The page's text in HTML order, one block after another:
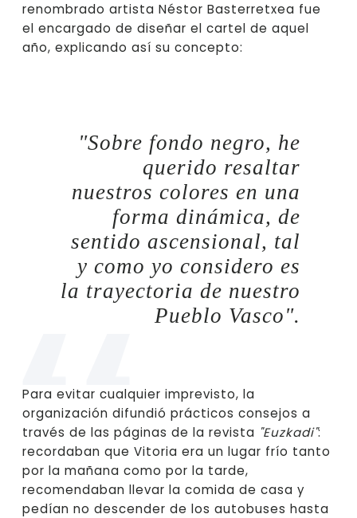
renombrado artista Néstor Basterretxea fue
el encargado de diseñar el cartel de aquel
año, explicando así su concepto:
"Sobre fondo negro, he
querido resaltar
nuestros colores en una
forma dinámica, de
sentido ascensional, tal
y como yo considero es
la trayectoria de nuestro
Pueblo Vasco".
Para evitar cualquier imprevisto, la
organización difundió prácticos consejos a
través de las páginas de la revista "Euzkadi":
recordaban que Vitoria era un lugar frío tanto
por la mañana como por la tarde,
recomendaban llevar la comida de casa y
pedían no descender de los autobuses hasta